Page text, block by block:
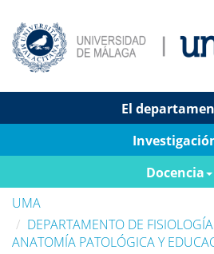
El
Docencia
UMA
DEPARTAMENTO DE
ANATOMÍA PATOLÓGICA Y